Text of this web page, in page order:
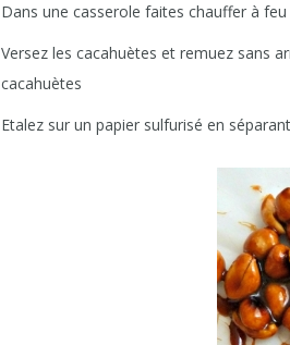
Dans une casserole faites chauffer à
Versez les cacahuètes et remuez sans
cacahuètes
Etalez sur un papier sulfurisé en